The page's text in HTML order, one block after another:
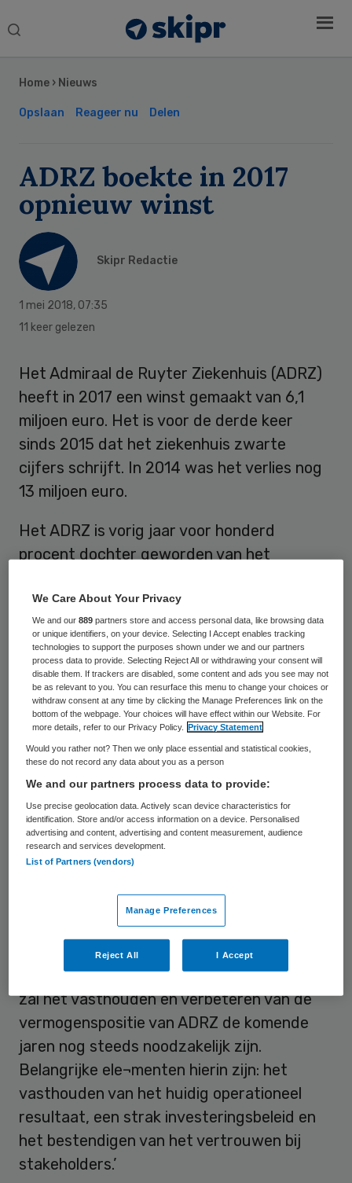
Search
Home › Nieuws
Opslaan Reageer nu Delen
ADRZ boekte in 2017
opnieuw winst
Skipr Redactie
1 mei 2018, 07:35
11 keer gelezen
Het Admiraal de Ruyter Ziekenhuis (ADRZ)
heeft in 2017 een winst gemaakt van 6,1
miljoen euro. Het is voor de derde keer
sinds 2015 dat het ziekenhuis zwarte
cijfers schrijft. In 2014 was het verlies nog
13 miljoen euro.
Het ADRZ is vorig jaar voor honderd
procent dochter geworden van het
achtergestelde onderhandse lening door
het Erasmus. Daardoor is de
solvabiliteitspositie van het ADRZ verder
verstevigd, van 14,8 procent in 2016 naar
23,0 procent in 2017.
Investeringsprogramma
‘De gunstige ontwikkeling van de
bedrijfsresultaten, de achtergestelde
lening door Erasmus MC en de toegezegde
financiering door de nieuwe huisbankier
en voldoende liquide middelen om het
noodzakelijke inves¬teringsprogramma uit
te kunnen voeren’,
zo schrijft het Zeeuwse
ziekenhuis op haar website. ‘Desondanks
zal het vasthouden en verbeteren van de
vermogenspositie van ADRZ de komende
jaren nog steeds noodzakelijk zijn.
Belangrijke ele¬menten hierin zijn: het
vasthouden van het huidig operationeel
resultaat, een strak investeringsbeleid en
het bestendigen van het vertrouwen bij
stakeholders.’
Sidebar
We Care About Your Privacy
We and our889 partners store and access personal data, like browsing data
or unique identifiers, on your device. Selecting I Accept enables tracking
technologies to support the purposes shown under we and our partners
process data to provide. Selecting Reject All or withdrawing your consent will
disable them. If trackers are disabled, some content and ads you see may not
be as relevant to you. You can resurface this menu to change your choices or
withdraw consent at any time by clicking the Manage Preferences link on the
bottom of the webpage. Your choices will have effect within our Website. For
more details, refer to our Privacy Policy.
Privacy Statement
Would you rather not? Then we only place essential and statistical cookies,
these do not record any data about you as a person
We and our partners process data to provide:
Use precise geolocation data. Actively scan device characteristics for
identification. Store and/or access information on a device. Personalised
advertising and content, advertising and content measurement, audience
research and services development.
List of Partners (vendors)
Manage Preferences
Reject All I Accept